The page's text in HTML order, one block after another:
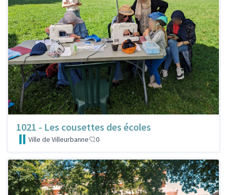
1021 - Les cousettes des écoles
Ville de Villeurbanne 0